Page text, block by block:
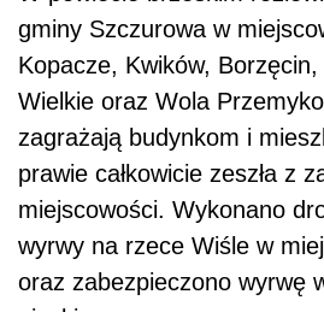
gminy Szczurowa w
Kopacze, Kwików,
Wielkie oraz Wola
zagrażają budynkom i
prawie całkowicie zeszła z
miejscowości. Wykonano
wyrwy na rzece Wiśle w
oraz zabezpieczono wyrwę